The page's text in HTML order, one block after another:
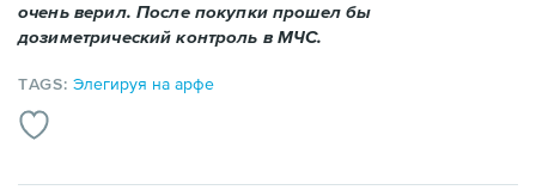
очень верил. После покупки прошел бы
дозиметрический контроль в МЧС.
TAGS:Элегируя на арфе